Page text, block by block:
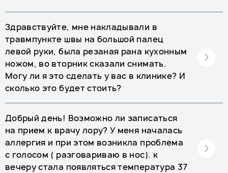
Здравствуйте, мне накладывали в
травмпункте швы на большой палец
левой руки, была резаная рана кухонным
ножом, во вторник сказали снимать.
Могу ли я это сделать у вас в клинике? И
сколько это будет стоить?
Добрый день! Возможно ли записаться
на прием к врачу лору? У меня началась
аллергия и при этом возникла проблема
с голосом ( разговариваю в нос). к
вечеру стала появляться температура 37